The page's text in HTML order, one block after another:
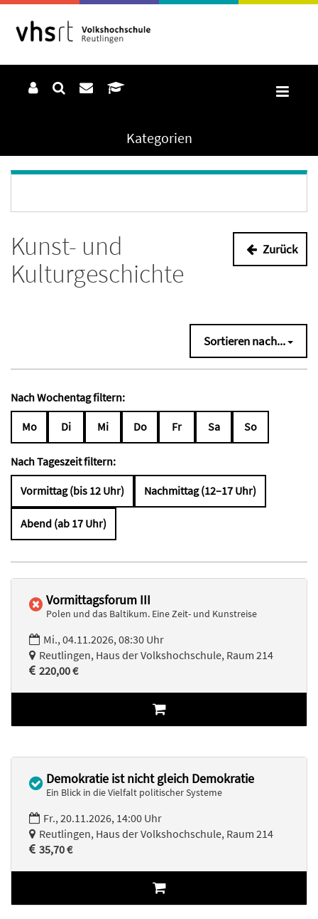
Kategorien
Kunst- und
Kulturgeschichte
Zurück
Sortieren nach...
Nach Wochentag filtern:
Mo Di Mi Do Fr Sa So
Nach Tageszeit filtern:
Vormittag (bis 12 Uhr) Nachmittag (12–17 Uhr)
Abend (ab 17 Uhr)
Vormittagsforum III
Polen und das Baltikum. Eine Zeit- und Kunstreise
Mi., 04.11.2026, 08:30 Uhr
Reutlingen, Haus der Volkshochschule, Raum 214
220,00 €
Demokratie ist nicht gleich Demokratie
Ein Blick in die Vielfalt politischer Systeme
Fr., 20.11.2026, 14:00 Uhr
Reutlingen, Haus der Volkshochschule, Raum 214
35,70 €